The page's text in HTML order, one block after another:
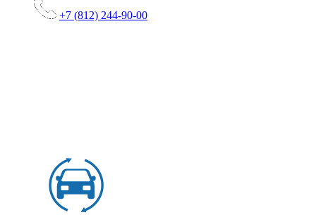
+7 (812) 244-90-00